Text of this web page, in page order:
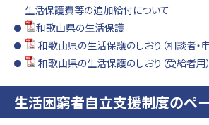
生活保護費等の追加給付について
和歌山県の生活保護
和歌山県の生活保護のしおり（相談者・
和歌山県の生活保護のしおり（受給者用）
生活困窮者自立支援制度のペ